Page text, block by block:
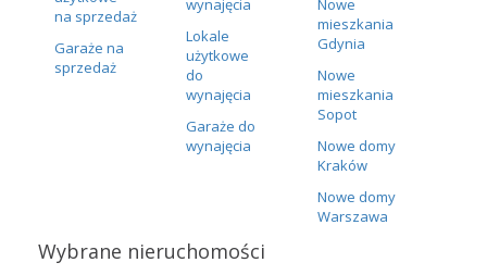
na sprzedaż
Garaże na
sprzedaż
wynajęcia
Lokale
użytkowe
do
wynajęcia
Garaże do
wynajęcia
Nowe
mieszkania
Gdynia
Nowe
mieszkania
Sopot
Nowe domy
Kraków
Nowe domy
Warszawa
Wybrane nieruchomości